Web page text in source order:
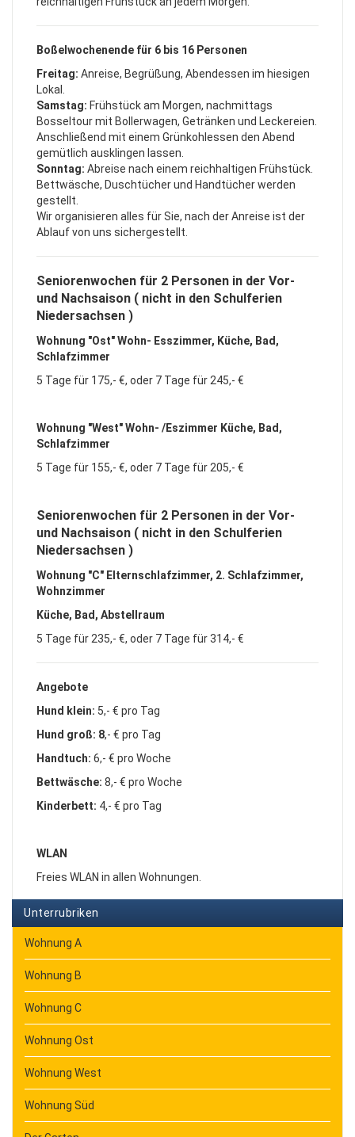
Boßelwochenende für 6 bis 16 Personen
Freitag: Anreise, Begrüßung, Abendessen im hiesigen
Lokal.
Samstag: Frühstück am Morgen, nachmittags
Bosseltour mit Bollerwagen, Getränken und Leckereien.
Anschließend mit einem Grünkohlessen den Abend
gemütlich ausklingen lassen.
Sonntag: Abreise nach einem reichhaltigen Frühstück.
Bettwäsche, Duschtücher und Handtücher werden
gestellt.
Wir organisieren alles für Sie, nach der Anreise ist der
Ablauf von uns sichergestellt.
Seniorenwochen für 2 Personen in der Vor-
und Nachsaison ( nicht in den Schulferien
Niedersachsen )
Wohnung "Ost" Wohn- Esszimmer, Küche, Bad,
Schlafzimmer
5 Tage für 175,- €, oder 7 Tage für 245,- €
Wohnung "West" Wohn- /Eszimmer Küche, Bad,
Schlafzimmer
5 Tage für 155,- €, oder 7 Tage für 205,- €
Seniorenwochen für 2 Personen in der Vor-
und Nachsaison ( nicht in den Schulferien
Niedersachsen )
Wohnung "C" Elternschlafzimmer, 2. Schlafzimmer,
Wohnzimmer
Küche, Bad, Abstellraum
5 Tage für 235,- €, oder 7 Tage für 314,- €
Angebote
Hund klein: 5,- € pro Tag
Hund groß: 8,- € pro Tag
Handtuch: 6,- € pro Woche
Bettwäsche: 8,- € pro Woche
Kinderbett: 4,- € pro Tag
WLAN
Freies WLAN in allen Wohnungen.
Unterrubriken
Wohnung A
Wohnung B
Wohnung C
Wohnung Ost
Wohnung West
Wohnung Süd